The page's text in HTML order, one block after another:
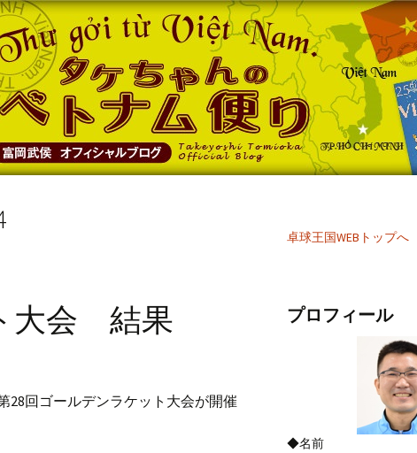
大会 結果
28回ゴールデンラケット大会が開催
卓球王国WEBトップへ
プロフィール
◆名前